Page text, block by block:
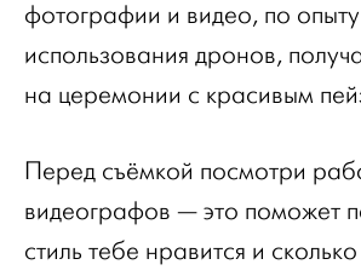
фотографии и видео, по опыту
использования дронов,
на церемонии с красивым
Перед съёмкой посмотри
видеографов — это поможет
стиль тебе нравится и